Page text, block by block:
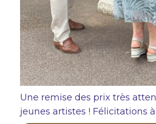
Une remise des prix très
jeunes artistes ! Félicitations